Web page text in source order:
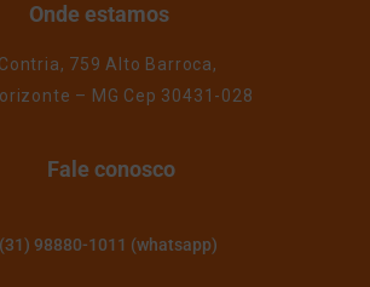
Onde estamos
759 Alto Barroca,
– MG Cep 30431-028
Fale conosco
98880-1011 (whatsapp)